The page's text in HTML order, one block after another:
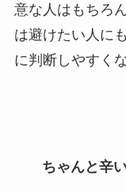
意な人はもちろ
は避けたい人に
に判断しやすく
ちゃんと辛